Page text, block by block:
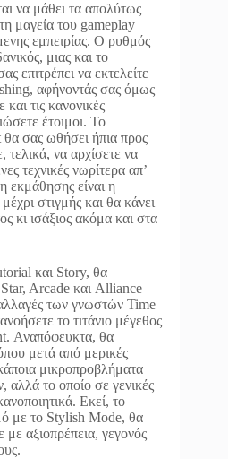
να μάθει τα απολύτως
μαγεία του gameplay
εμπειρίας. Ο ρυθμός
μιας και το
επιτρέπει να εκτελείτε
αφήνοντάς σας όμως
τις κανονικές
έτοιμοι. Το
σας ωθήσει ήπια προς
να αρχίσετε να
τεχνικές νωρίτερα απ’
εκμάθησης είναι η
στιγμής και θα κάνει
κι ισάξιος ακόμα και στα
και Story, θα
Star, Arcade και Alliance
των γνωστών Time
το τιτάνιο μέγεθος
Αναπόφευκτα, θα
μετά από μερικές
μικροπροβλήματα
αλλά το οποίο σε γενικές
Εκεί, το
με το Stylish Mode, θα
με αξιοπρέπεια, γεγονός